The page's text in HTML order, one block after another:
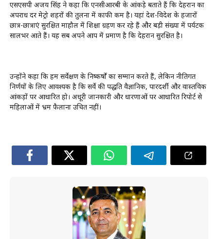
एसएसपी अजय सिंह ने कहा कि एनसीआरबी के आंकड़े बताते हैं कि देहरादून का
अपराध दर मेट्रो शहरों की तुलना में काफी कम है। यहां देश-विदेश के हजारों
छात्र-छात्राएं सुरक्षित माहौल में शिक्षा ग्रहण कर रहे हैं और बड़ी संख्या में पर्यटक
सालभर आते हैं। यह सब अपने आप में प्रमाण है कि देहरादून सुरक्षित है।
उन्होंने कहा कि हम सर्वेक्षण के निष्कर्षों का सम्मान करते हैं, लेकिन नीतिगत
निर्णयों के लिए आवश्यक है कि सर्वे की पद्धति वैज्ञानिक, पारदर्शी और वास्तविक
आंकड़ों पर आधारित हो। अधूरी जानकारी और धारणाओं पर आधारित रिपोर्ट से
महिलाओं में भ्रम फैलाना उचित नहीं।